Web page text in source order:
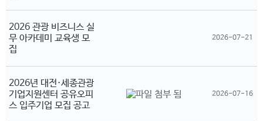
2026 관광 비즈니스 실
무 아카데미 교육생 모
집
2026-07-21
2026년 대전·세종관광
기업지원센터 공유오피
스 입주기업 모집 공고
2026-07-16